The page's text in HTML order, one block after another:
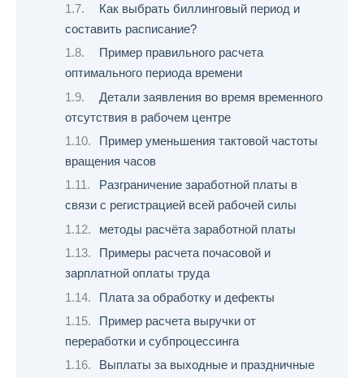
Как выбрать биллинговый период и
составить расписание?
Пример правильного расчета
оптимального периода времени
Детали заявления во время временного
отсутствия в рабочем центре
Пример уменьшения тактовой частоты
вращения часов
Разграничение заработной платы в
связи с регистрацией всей рабочей силы
методы расчёта заработной платы
Примеры расчета почасовой и
зарплатной оплаты труда
Плата за обработку и дефекты
Пример расчета выручки от
переработки и субпроцессинга
Выплаты за выходные и праздничные